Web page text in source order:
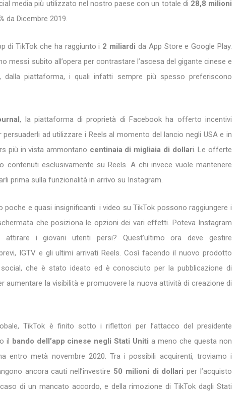
media più utilizzato nel nostro paese con un totale di 28,8 milioni
da Dicembre 2019.
di TikTok che ha raggiunto i 2 miliardi da App Store e Google Play.
messi subito all’opera per contrastare l’ascesa del gigante cinese e
piattaforma, i quali infatti sempre più spesso preferiscono
, la piattaforma di proprietà di Facebook ha offerto incentivi
ad utilizzare i Reels al momento del lancio negli USA e in
più in vista ammontano centinaia di migliaia di dollari. Le offerte
esclusivamente su Reels. A chi invece vuole mantenere
prima sulla funzionalità in arrivo su Instagram.
e quasi insignificanti: i video su TikTok possono raggiungere i
che posiziona le opzioni dei vari effetti. Poteva Instagram
i giovani utenti persi? Quest’ultimo ora deve gestire
IGTV e gli ultimi arrivati Reels. Così facendo il nuovo prodotto
che è stato ideato ed è conosciuto per la pubblicazione di
aumentare la visibilità e promuovere la nuova attività di creazione di
TikTok è finito sotto i riflettori per l’attacco del presidente
il bando dell’app cinese negli Stati Unitia meno che questa non
entro metà novembre 2020. Tra i possibili acquirenti, troviamo i
ancora cauti nell’investire 50 milioni di dollari per l’acquisto
di un mancato accordo, e della rimozione di TikTok dagli Stati